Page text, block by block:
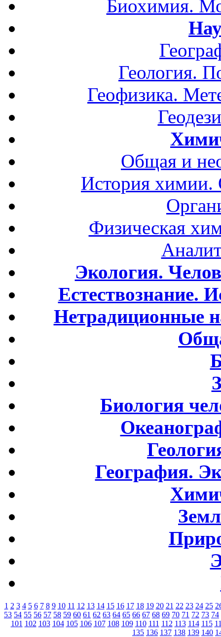
Биохимия.
Геология.
Геофизика.
Общая и
История
Физическая
Экология.
Естествознание.
Нетрадиционные
Биология
География.
1 2 3 4 5 6 7 8 9 10 11 12 13 14 15 16 17 18 19 20 21 22 23 24 25
53 54 55 56 57 58 59 60 61 62 63 64 65 66 67 68 69 70 71 72 73 74
101 102 103 104 105 106 107 108 109 110 111 112 113 114 115
135 136 137 138 139 140